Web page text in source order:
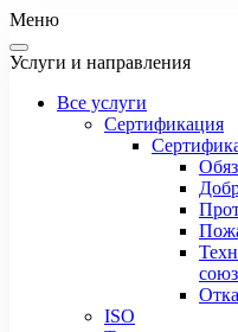
Меню
Услуги и направления
Все услуги
Сертификация
ISO